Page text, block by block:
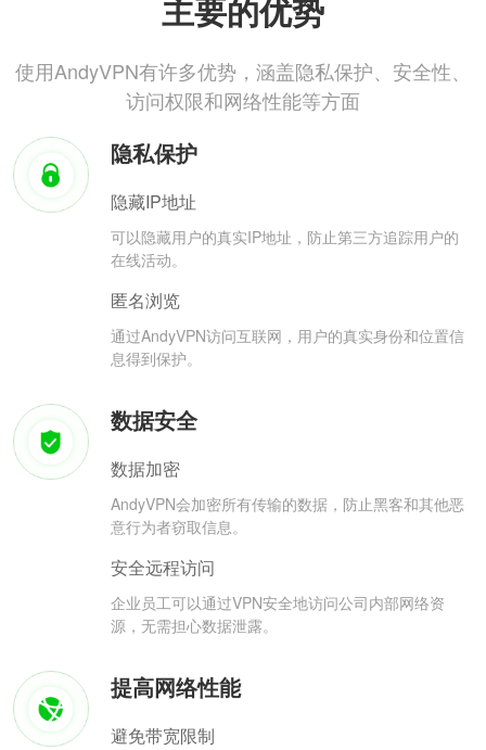
主要的优势
使用AndyVPN有许多优势，涵盖隐私保护、安全性、
访问权限和网络性能等方面
隐私保护
隐藏IP地址
可以隐藏用户的真实IP地址，防止第三方追踪用户的
在线活动。
匿名浏览
通过AndyVPN访问互联网，用户的真实身份和位置信
息得到保护。
数据安全
数据加密
AndyVPN会加密所有传输的数据，防止黑客和其他恶
意行为者窃取信息。
安全远程访问
企业员工可以通过VPN安全地访问公司内部网络资
源，无需担心数据泄露。
提高网络性能
避免带宽限制